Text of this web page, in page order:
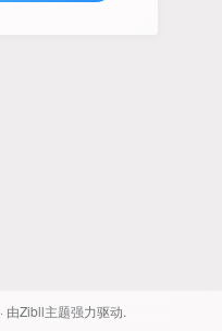
· 由Zibll主题强力驱动.